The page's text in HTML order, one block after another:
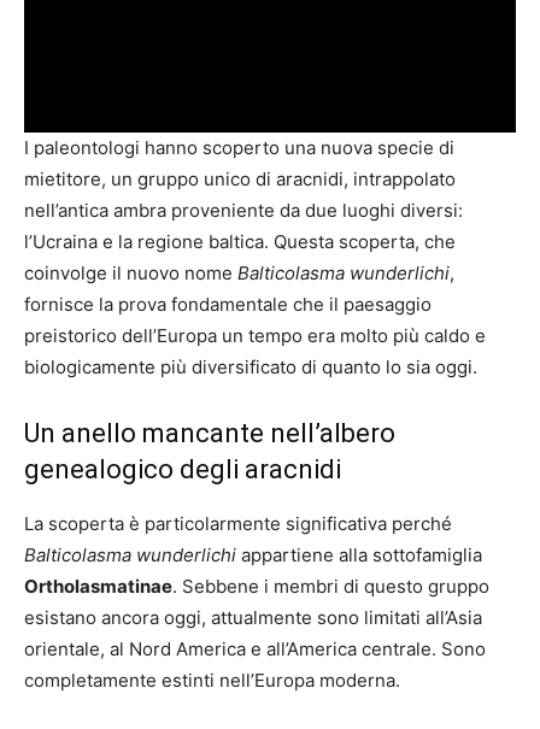
I paleontologi hanno scoperto una nuova specie di
mietitore, un gruppo unico di aracnidi, intrappolato
nell’antica ambra proveniente da due luoghi diversi:
l’Ucraina e la regione baltica. Questa scoperta, che
coinvolge il nuovo nome Balticolasma wunderlichi,
fornisce la prova fondamentale che il paesaggio
preistorico dell’Europa un tempo era molto più caldo e
biologicamente più diversificato di quanto lo sia oggi.
Un anello mancante nell’albero
genealogico degli aracnidi
La scoperta è particolarmente significativa perché
Balticolasma wunderlichi appartiene alla sottofamiglia
Ortholasmatinae. Sebbene i membri di questo gruppo
esistano ancora oggi, attualmente sono limitati all’Asia
orientale, al Nord America e all’America centrale. Sono
completamente estinti nell’Europa moderna.